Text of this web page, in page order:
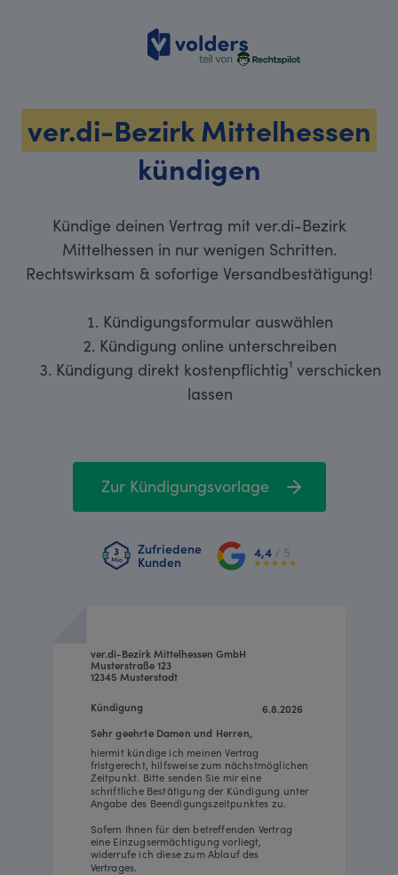
volders
ver.di-Bezirk Mittelhessen
kündigen
Kündige deinen Vertrag mit ver.di-Bezirk
Mittelhessen in nur wenigen Schritten.
Rechtswirksam & sofortige Versandbestätigung!
Kündigungsformular auswählen
Kündigung online unterschreiben
Kündigung direkt kostenpflichtig¹ verschicken
lassen
Zur Kündigungsvorlage
Zufriedene
Kunden
4,4 / 5
6.8.2026
ver.di-Bezirk Mittelhessen GmbH
Musterstraße 123
12345 Musterstadt
hiermit kündige ich meinen Vertrag
fristgerecht, hilfsweise zum nächstmöglichen
Zeitpunkt. Bitte senden Sie mir eine
schriftliche Bestätigung der Kündigung unter
Angabe des Beendigungszeitpunktes zu.
Sofern Ihnen für den betreffenden Vertrag
eine Einzugsermächtigung vorliegt,
widerrufe ich diese zum Ablauf des
Vertrages.
Sehr geehrte Damen und Herren,
Kündigung